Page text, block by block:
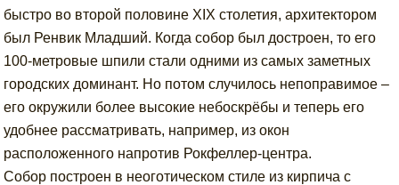
быстро во второй половине XIX столетия, архитектором
был Ренвик Младший. Когда собор был достроен, то его
100-метровые шпили стали одними из самых заметных
городских доминант. Но потом случилось непоправимое –
его окружили более высокие небоскрёбы и теперь его
удобнее рассматривать, например, из окон
расположенного напротив Рокфеллер-центра.
Собор построен в неоготическом стиле из кирпича с